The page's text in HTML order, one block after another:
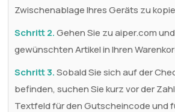
Zwischenablage Ihres Geräts zu
Schritt 2.Gehen Sie zu aiper.com
gewünschten Artikel in Ihren
Schritt 3.Sobald Sie sich auf der
befinden, suchen Sie kurz vor der
Textfeld für den Gutscheincode und